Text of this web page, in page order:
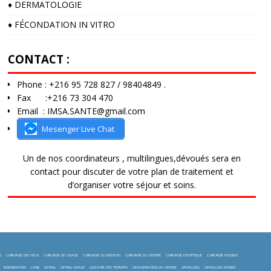
♦️ DERMATOLOGIE
♦️ FÉCONDATION IN VITRO
CONTACT :
Phone : +216 95 728 827 / 98404849 .
Fax :+216 73 304 470
Email : IMSA.SANTE@gmail.com
Mesenger Live Chat
Un de nos coordinateurs , multilingues,dévoués sera en
contact pour discuter de votre plan de traitement et
d’organiser votre séjour et soins.
CHIRURGIE DES YEUX CHIRURGIE DE VISAGE CHIRURGIE DU MENTON CHIRURGIE DU VENTRE CHIRURGIE ESTHÉTIQUE CHIRURGIE FESSIERS
INSÉMINATION LASIK LIFTING LIFTING VISAGE LIGATURE DES TROMPES LIPOASPIRATION DU VENTRE LIPOFILLING LIPOFILLING FESSIER